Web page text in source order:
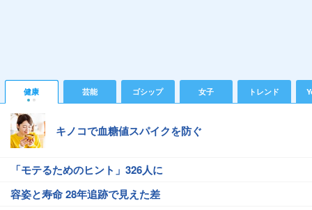
健康 芸能 ゴシップ 女子 トレンド
キノコで血糖値スパイクを防ぐ
「モテるためのヒント」326人に
容姿と寿命 28年追跡で見えた差